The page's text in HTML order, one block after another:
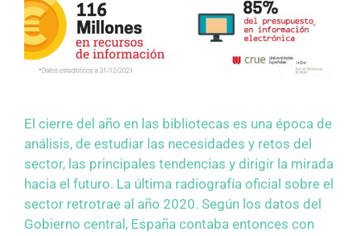
El cierre del año en las bibliotecas es una época de
análisis, de estudiar las necesidades y retos del
sector, las principales tendencias y dirigir la mirada
hacia el futuro. La última radiografía oficial sobre el
sector retrotrae al año 2020. Según los datos del
Gobierno central, España contaba entonces con